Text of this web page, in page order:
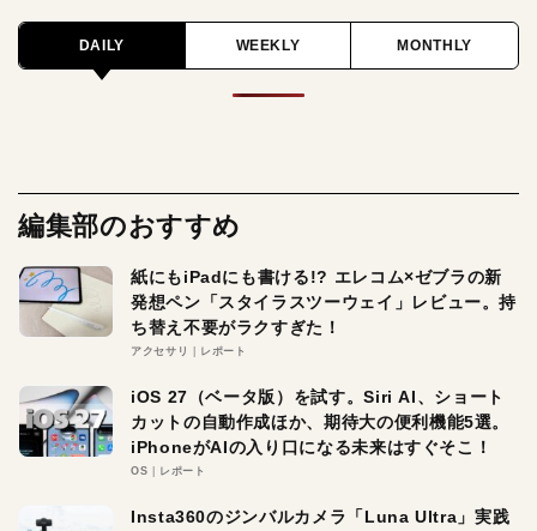
DAILY WEEKLY MONTHLY
編集部のおすすめ
紙にもiPadにも書ける!? エレコム×ゼブラの新
発想ペン「スタイラスツーウェイ」レビュー。持
ち替え不要がラクすぎた！
アクセサリ レポート
iOS 27（ベータ版）を試す。Siri AI、ショート
カットの自動作成ほか、期待大の便利機能5選。
iPhoneがAIの入り口になる未来はすぐそこ！
OS レポート
Insta360のジンバルカメラ「Luna Ultra」実践